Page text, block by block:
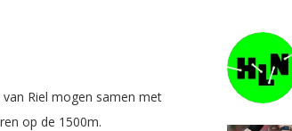
Riel mogen samen met
op de 1500m.